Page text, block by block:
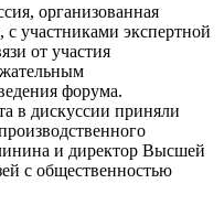
организованная
экспертной
от участия
форума.
в дискуссии приняли
и директор Высшей
с общественностью